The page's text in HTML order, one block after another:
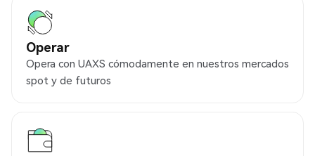
Operar
Opera con UAXS cómodamente en nuestros mercados
spot y de futuros